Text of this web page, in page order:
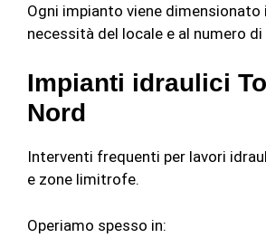
Ogni impianto viene dimensionato
necessità del locale e al numero
Impianti idraulici
Nord
Interventi frequenti per lavori
e zone limitrofe.
Operiamo spesso in: